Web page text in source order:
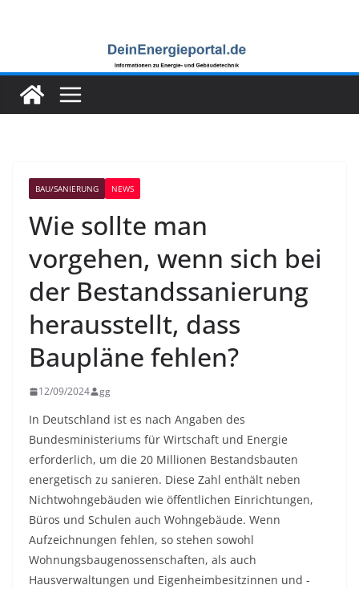
BAU/SANIERUNG NEWS
Wie sollte man
vorgehen, wenn sich bei
der Bestandssanierung
herausstellt, dass
Baupläne fehlen?
12/09/2024 gg
In Deutschland ist es nach Angaben des
Bundesministeriums für Wirtschaft und Energie
erforderlich, um die 20 Millionen Bestandsbauten
energetisch zu sanieren. Diese Zahl enthält neben
Nichtwohngebäuden wie öffentlichen Einrichtungen,
Büros und Schulen auch Wohngebäude. Wenn
Aufzeichnungen fehlen, so stehen sowohl
Wohnungsbaugenossenschaften, als auch
Hausverwaltungen und Eigenheimbesitzinnen und -